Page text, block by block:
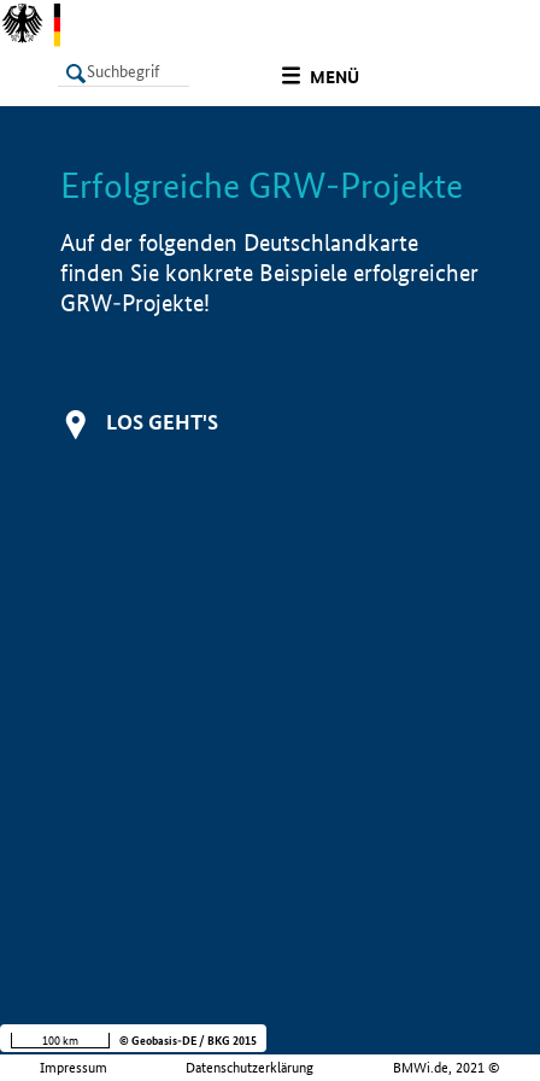
MENÜ
LISTE Info
Erfolgreiche GRW-Projekte
Auf der folgenden Deutschlandkarte
finden Sie konkrete Beispiele erfolgreicher
GRW-Projekte!
LOS GEHT'S
Impressum Datenschutzerklärung BMWi.de, 2021 ©
100 km © Geobasis-DE / BKG 2015